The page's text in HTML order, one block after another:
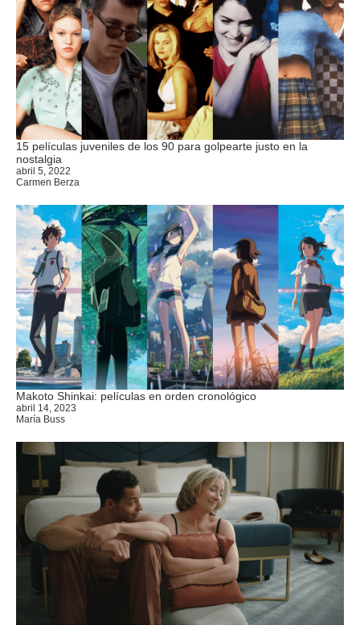
15 películas juveniles de los 90 para golpearte justo en la
nostalgia
abril 5, 2022
Carmen Berza
Makoto Shinkai: películas en orden cronológico
abril 14, 2023
María Buss